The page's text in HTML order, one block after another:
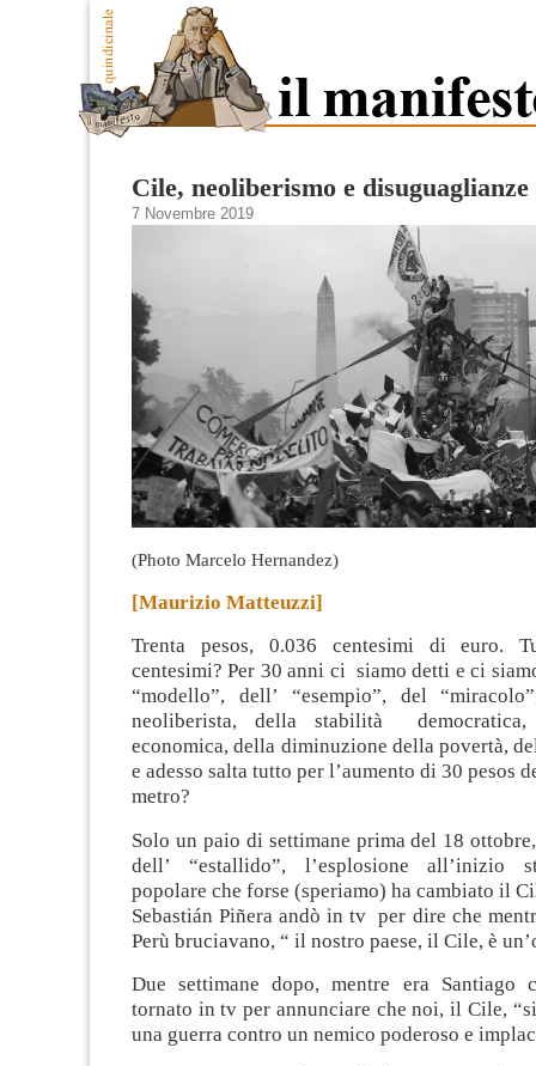
Cile, neoliberismo e disuguaglianze
7 Novembre 2019
(Photo Marcelo Hernandez)
[Maurizio Matteuzzi]
Trenta pesos, 0.036 centesimi di euro.
centesimi? Per 30 anni ci siamo detti e ci
“modello”, dell’ “esempio”, del
neoliberista, della stabilità
economica, della diminuzione della povertà,
e adesso salta tutto per l’aumento di 30 pesos
metro?
Solo un paio di settimane prima del 18
dell’ “estallido”, l’esplosione all’inizio
popolare che forse (speriamo) ha cambiato il
Sebastián Piñera andò in tv per dire che
Perù bruciavano, “ il nostro paese, il Cile, è
Due settimane dopo, mentre era Santiago
tornato in tv per annunciare che noi, il Cile,
una guerra contro un nemico poderoso e